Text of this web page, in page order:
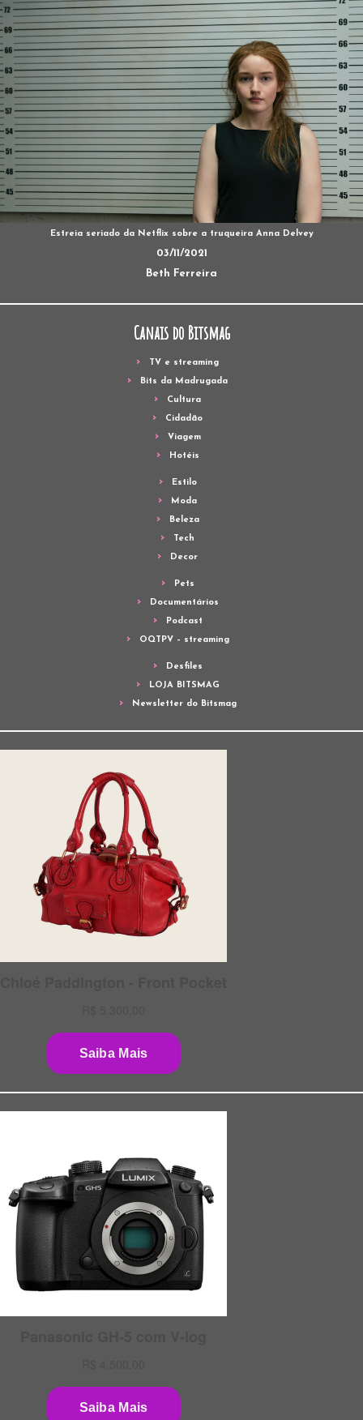
Estreia seriado da Netflix sobre a truqueira Anna Delvey
03/11/2021
Beth Ferreira
Canais do Bitsmag
TV e streaming
Bits da Madrugada
Cultura
Cidadão
Viagem
Hotéis
Estilo
Moda
Beleza
Tech
Decor
Pets
Documentários
Podcast
OQTPV – streaming
Desfiles
LOJA BITSMAG
Newsletter do Bitsmag